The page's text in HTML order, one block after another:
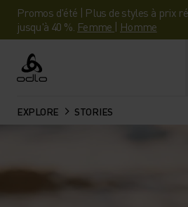
Promos d'été | Plus de styles à prix
jusqu'à 40 %. Femme | Homme
Odlo
EXPLORE STORIES